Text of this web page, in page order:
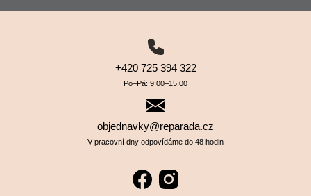
+420 725 394 322
Po–⁠⁠⁠⁠⁠⁠Pá: 9:00–⁠⁠⁠⁠⁠⁠15:00
objednavky@reparada.cz
V pracovní dny odpovídáme do 48 hodin